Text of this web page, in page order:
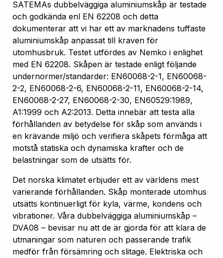
SATEMAs dubbelväggiga aluminiumskåp är testade
och godkända enl EN 62208 och detta
dokumenterar att vi har ett av marknadens tuffaste
aluminiumskåp anpassat till kraven för
utomhusbruk. Testet utfördes av Nemko i enlighet
med EN 62208. Skåpen är testade enligt följande
undernormer/standarder: EN60068-2-1, EN60068-
2-2, EN60068-2-6, EN60068-2-11, EN60068-2-14,
EN60068-2-27, EN60068-2-30, EN60529:1989,
A1:1999 och A2:2013. Detta innebär att testa alla
förhållanden av betydelse för skåp som används i
en krävande miljö och verifiera skåpets förmåga att
motstå statiska och dynamiska krafter och de
belastningar som de utsätts för.
Det norska klimatet erbjuder ett av världens mest
varierande förhållanden. Skåp monterade utomhus
utsätts kontinuerligt för kyla, värme, kondens och
vibrationer. Våra dubbelväggiga aluminiumskåp –
DVA08 – bevisar nu att de är gjorda för att klara de
utmaningar som naturen och passerande trafik
medför från försämring och slitage. Elektriska och